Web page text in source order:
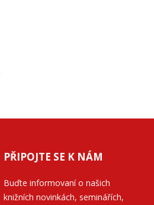
PŘIPOJTE SE K NÁM
Buďte informovaní o našich
knižních novinkách, seminářích,